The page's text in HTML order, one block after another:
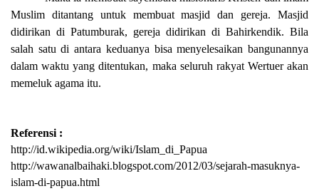
Muslim ditantang untuk membuat masjid dan gereja. Masjid
didirikan di Patumburak, gereja didirikan di Bahirkendik. Bila
salah satu di antara keduanya bisa menyelesaikan bangunannya
dalam waktu yang ditentukan, maka seluruh rakyat Wertuer akan
memeluk agama itu.
Referensi :
http://id.wikipedia.org/wiki/Islam_di_Papua
http://wawanalbaihaki.blogspot.com/2012/03/sejarah-masuknya-
islam-di-papua.html